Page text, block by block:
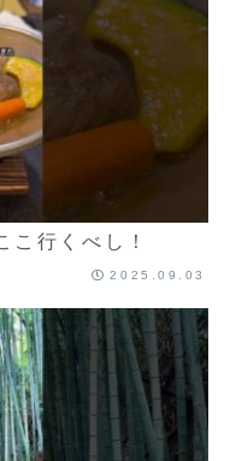
こ行くべし！
2025.09.03